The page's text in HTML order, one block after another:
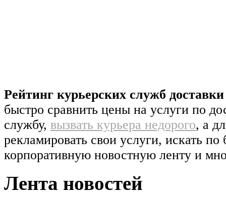
Рейтинг курьерских служб
быстро сравнить цены на услуги по
службу, вызвать курьера недорого, а
рекламировать свои услуги, искать по
корпоративную новостную ленту и
Лента новостей